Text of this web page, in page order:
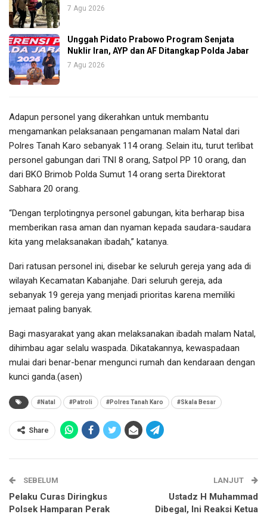
7 Agu 2026
Unggah Pidato Prabowo Program Senjata
Nuklir Iran, AYP dan AF Ditangkap Polda Jabar
7 Agu 2026
Adapun personel yang dikerahkan untuk membantu
mengamankan pelaksanaan pengamanan malam Natal dari
Polres Tanah Karo sebanyak 114 orang. Selain itu, turut terlibat
personel gabungan dari TNI 8 orang, Satpol PP 10 orang, dan
dari BKO Brimob Polda Sumut 14 orang serta Direktorat
Sabhara 20 orang.
“Dengan terplotingnya personel gabungan, kita berharap bisa
memberikan rasa aman dan nyaman kepada saudara-saudara
kita yang melaksanakan ibadah,” katanya.
Dari ratusan personel ini, disebar ke seluruh gereja yang ada di
wilayah Kecamatan Kabanjahe. Dari seluruh gereja, ada
sebanyak 19 gereja yang menjadi prioritas karena memiliki
jemaat paling banyak.
Bagi masyarakat yang akan melaksanakan ibadah malam Natal,
dihimbau agar selalu waspada. Dikatakannya, kewaspadaan
mulai dari benar-benar mengunci rumah dan kendaraan dengan
kunci ganda.(asen)
#Natal #Patroli #Polres Tanah Karo #Skala Besar
Share
SEBELUM
Pelaku Curas Diringkus
Polsek Hamparan Perak
LANJUT
Ustadz H Muhammad
Dibegal, Ini Reaksi Ketua